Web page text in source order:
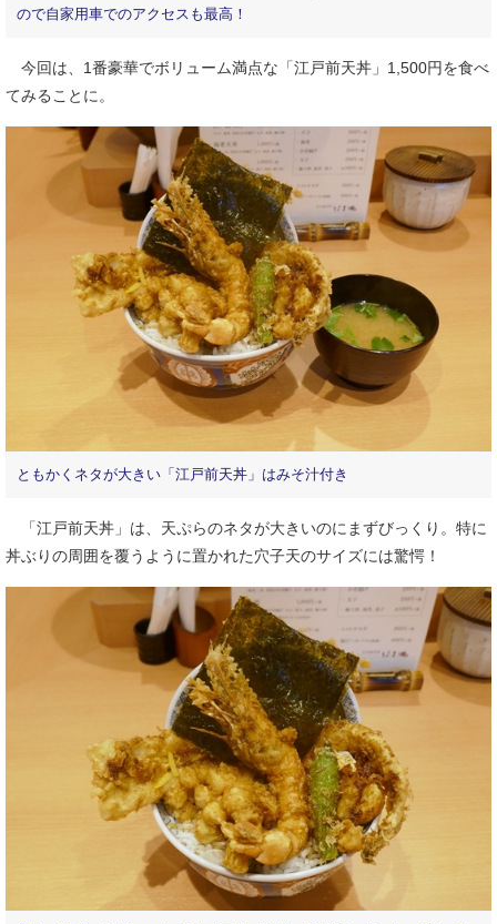
ので自家用車でのアクセスも最高！
今回は、1番豪華でボリューム満点な「江戸前天丼」1,500円を食べ
てみることに。
ともかくネタが大きい「江戸前天丼」はみそ汁付き
「江戸前天丼」は、天ぷらのネタが大きいのにまずびっくり。特に
丼ぶりの周囲を覆うように置かれた穴子天のサイズには驚愕！